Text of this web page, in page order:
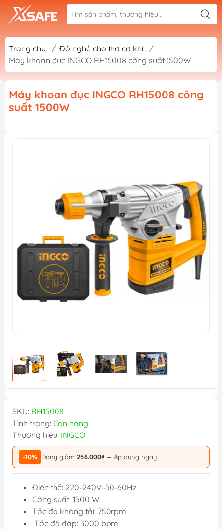
Trang chủ / Đồ nghề cho thợ cơ khí
/
Máy khoan đục INGCO RH15008 công suất 1500W
Máy khoan đục INGCO RH15008 công
suất 1500W
SKU: RH15008
Tình trạng: Còn hàng
Thương hiệu: INGCO
-10% Đang giảm 256.000₫ — Áp dụng ngay
Điện thế: 220-240V~50-60Hz
Công suất: 1500 W
Tốc độ không tải: 750rpm
Tốc độ đập: 3000 bpm